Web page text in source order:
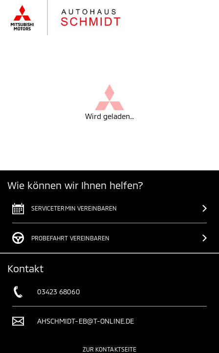
Wird geladen…
Wie können wir Ihnen helfen?
SERVICETERMIN VEREINBAREN
PROBEFAHRT VEREINBAREN
Kontakt
03423 68060
AHSCHMIDT-EB@T-ONLINE.DE
ZUR KONTAKTSEITE